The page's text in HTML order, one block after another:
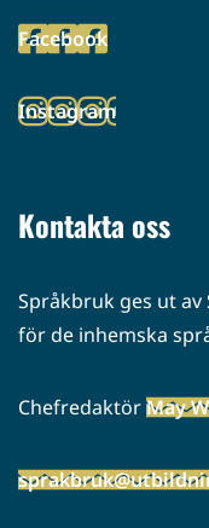
palveluun)
Facebook
(siirryt
palveluun)
Instagram
(siirryt
Kontakta oss
Språkbruk ges ut
för de inhemska
ChefredaktörMay